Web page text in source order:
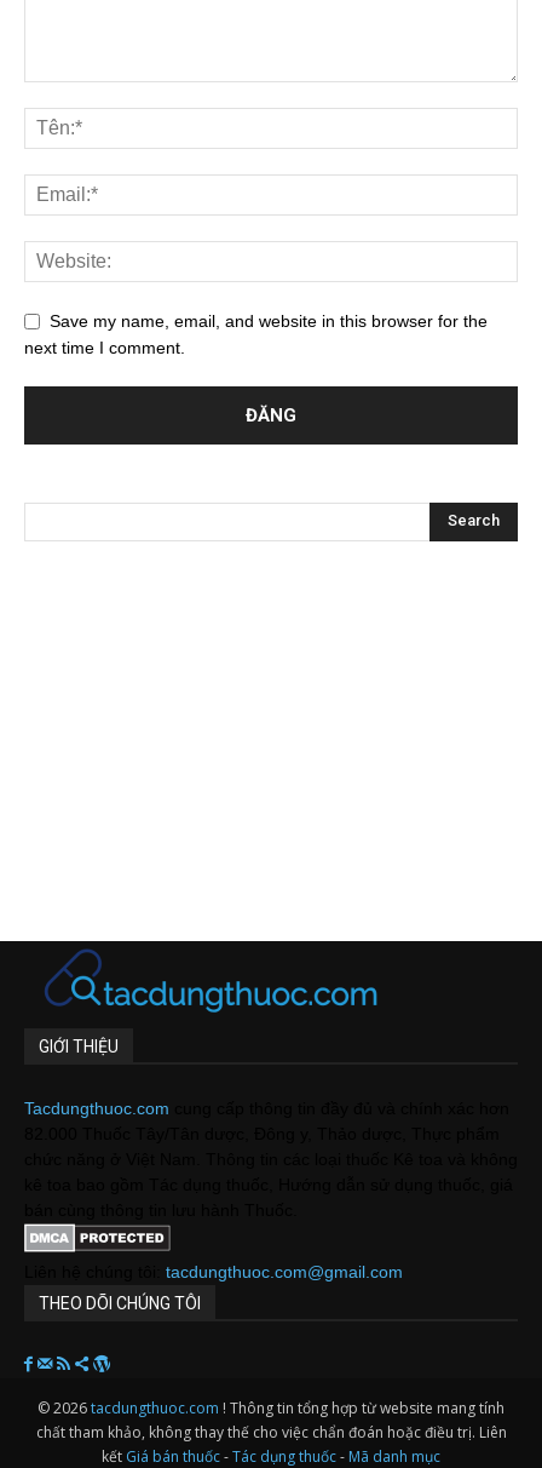
Save my name, email, and website in this browser for the
next time I comment.
GIỚI THIỆU
Tacdungthuoc.com
tacdungthuoc.com@gmail.com
THEO DÕI CHÚNG TÔI
© 2026tacdungthuoc.com ! Thông tin tổng hợp từ website mang tính
chất tham khảo, không thay thế cho việc chẩn đoán hoặc điều trị. Liên
kết Giá bán thuốc-Tác dụng thuốc- Mã danh mục